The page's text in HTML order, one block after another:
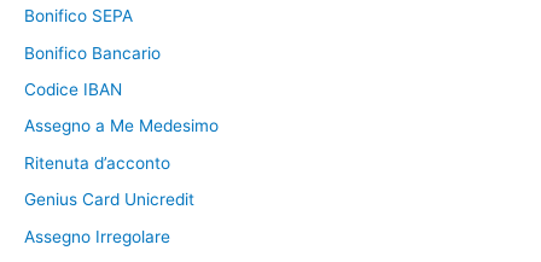
Bonifico SEPA
Bonifico Bancario
Codice IBAN
Assegno a Me Medesimo
Ritenuta d’acconto
Genius Card Unicredit
Assegno Irregolare